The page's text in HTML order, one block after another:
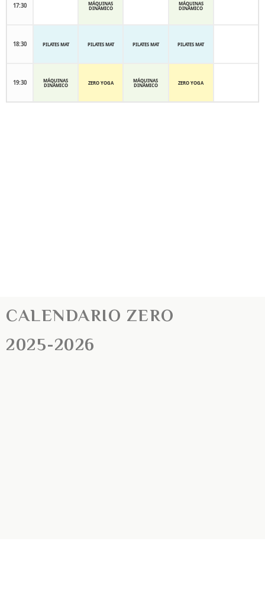
17:30
MÁQUINAS
DINÁMICO
MÁQUINAS
DINÁMICO
18:30 PILATES MAT PILATES MAT PILATES MAT PILATES MAT
19:30
MÁQUINAS
DINÁMICO
ZERO YOGA
MÁQUINAS
DINÁMICO
ZERO YOGA
CALENDARIO ZERO
2025-2026